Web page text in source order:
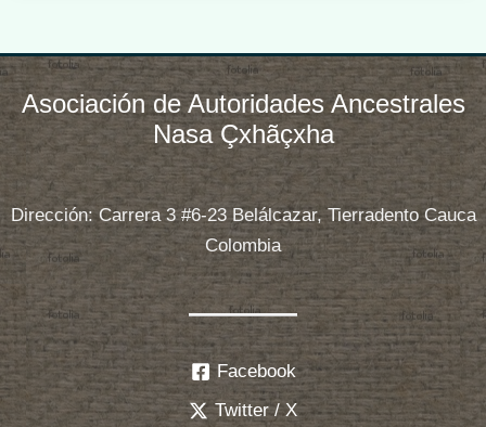
Pueblos
Indígenas
de
la
ONIC
y
otras
víctimas
le
dijeron
al
mundo
que
Asociación de Autoridades Ancestrales
Nasa Çxhãçxha
Dirección: Carrera 3 #6-23 Belálcazar, Tierradento Cauca
Colombia
Facebook
Twitter / X